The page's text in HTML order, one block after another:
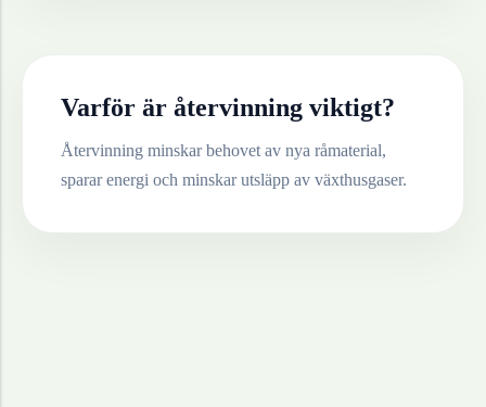
Varför är återvinning viktigt?
Återvinning minskar behovet av nya råmaterial,
sparar energi och minskar utsläpp av växthusgaser.